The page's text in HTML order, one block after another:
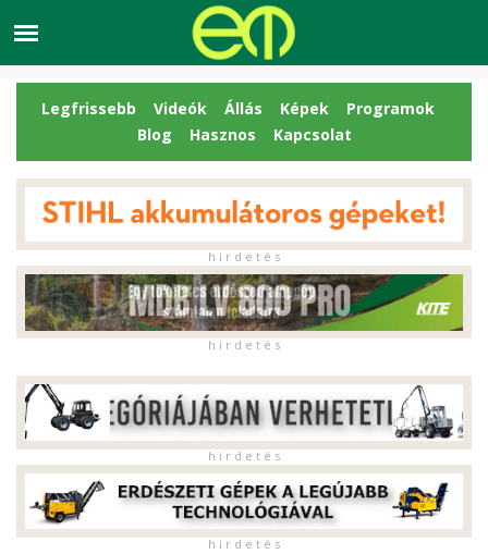
Legfrissebb Videók Állás Képek
Programok
Blog
Hasznos Kapcsolat
h i r d e t é s
h i r d e t é s
h i r d e t é s
h i r d e t é s